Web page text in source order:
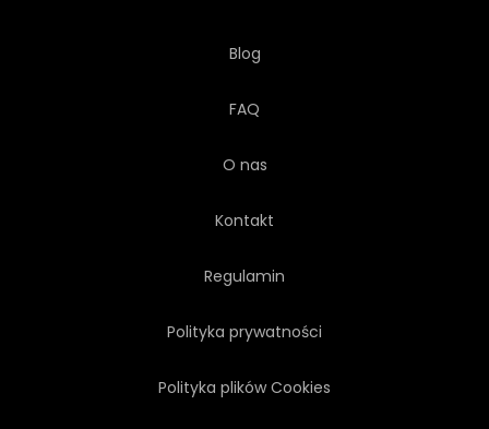
Blog
FAQ
O nas
Kontakt
Regulamin
Polityka prywatności
Polityka plików Cookies